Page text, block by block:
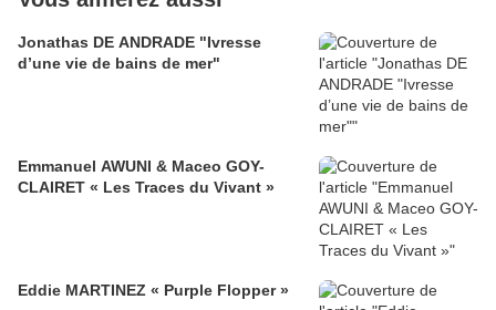
Jonathas DE ANDRADE "Ivresse
d’une vie de bains de mer"
Emmanuel AWUNI & Maceo GOY-
CLAIRET « Les Traces du Vivant »
Eddie MARTINEZ « Purple Flopper »